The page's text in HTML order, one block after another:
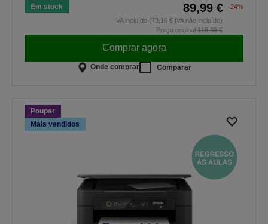
Em stock 89,99 €
-24%
IVA incluído (73,16 € IVA não incluído)
Preço original 118,89 €
Comprar agora
Onde comprar Comparar
Poupar
Mais vendidos